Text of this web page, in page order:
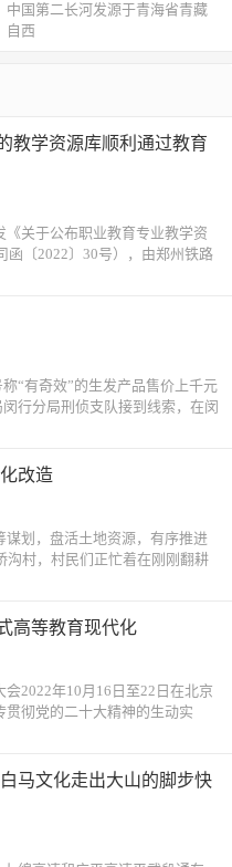
国第二长河发源于青海省青藏
自西
教学资源库顺利通过教育
关于公布职业教育专业教学资
函〔2022〕30号），由郑州铁路
“有奇效”的生发产品售价上千元
行分局刑侦支队接到线索，在闵
改造
划，盘活土地资源，有序推进
沟村，村民们正忙着在刚刚翻耕
高等教育现代化
2022年10月16日至22日在北京
贯彻党的二十大精神的生动实
马文化走出大山的脚步快